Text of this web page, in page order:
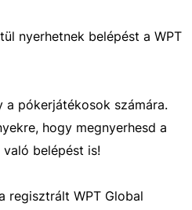
nyerhetnek belépést a WPT
a pókerjátékosok számára.
hogy megnyerhesd a
belépést is!
regisztrált WPT Global